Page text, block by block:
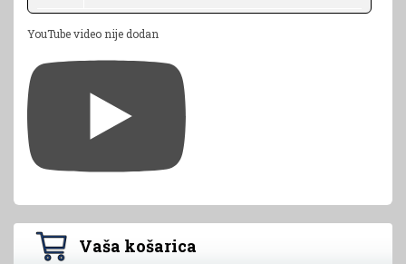
YouTube video nije dodan
Vaša košarica